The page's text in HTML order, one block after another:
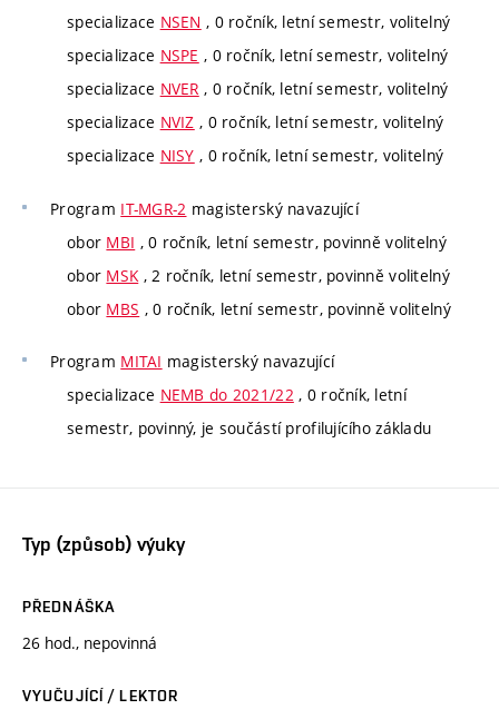
specializace NSEN , 0 ročník, letní semestr, volitelný
specializace NSPE , 0 ročník, letní semestr, volitelný
specializace NVER , 0 ročník, letní semestr, volitelný
specializace NVIZ , 0 ročník, letní semestr, volitelný
specializace NISY , 0 ročník, letní semestr, volitelný
Program IT-MGR-2 magisterský navazující
obor MBI , 0 ročník, letní semestr, povinně volitelný
obor MSK , 2 ročník, letní semestr, povinně volitelný
obor MBS , 0 ročník, letní semestr, povinně volitelný
Program MITAI magisterský navazující
specializace NEMB do 2021/22, 0 ročník, letní
semestr, povinný, je součástí profilujícího základu
Typ (způsob) výuky
PŘEDNÁŠKA
26 hod., nepovinná
VYUČUJÍCÍ / LEKTOR